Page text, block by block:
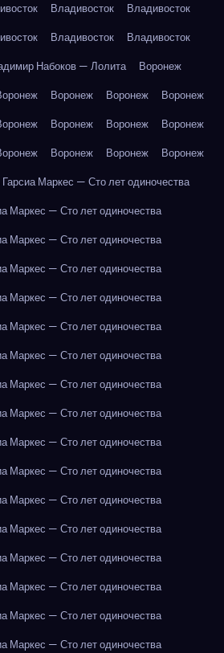
Владивосток
Владивосток
Владивосток
Владивосток
Набоков — Лолита
Воронеж
Воронеж Воронеж
Воронеж
Воронеж Воронеж
Воронеж
Воронеж Воронеж
Воронеж
Гарсиа Маркес — Сто лет одиночества
Маркес — Сто лет одиночества
Маркес — Сто лет одиночества
Маркес — Сто лет одиночества
Маркес — Сто лет одиночества
Маркес — Сто лет одиночества
Маркес — Сто лет одиночества
Маркес — Сто лет одиночества
Маркес — Сто лет одиночества
Маркес — Сто лет одиночества
Маркес — Сто лет одиночества
Маркес — Сто лет одиночества
Маркес — Сто лет одиночества
Маркес — Сто лет одиночества
Маркес — Сто лет одиночества
Маркес — Сто лет одиночества
Маркес — Сто лет одиночества